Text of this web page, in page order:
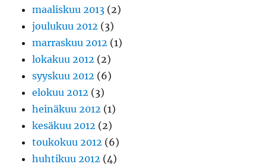
maaliskuu 2013 (2)
joulukuu 2012 (3)
marraskuu 2012 (1)
lokakuu 2012 (2)
syyskuu 2012 (6)
elokuu 2012 (3)
heinäkuu 2012 (1)
kesäkuu 2012 (2)
toukokuu 2012 (6)
huhtikuu 2012 (4)